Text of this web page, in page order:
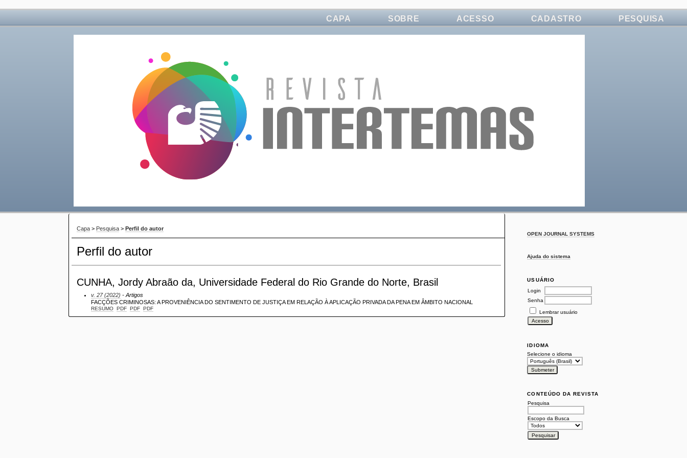
OPEN JOURNAL SYSTEMS
Ajuda do sistema
USUÁRIO
Login
Senha
Lembrar usuário
IDIOMA
Selecione o idioma
CONTEÚDO DA REVISTA
Pesquisa
Escopo da Busca
CAPA SOBRE ACESSO CADASTRO PESQUISA
Capa > Pesquisa >Perfil do autor
Perfil do autor
CUNHA, Jordy Abraão da, Universidade Federal do Rio Grande do Norte, Brasil
v. 27 (2022) - Artigos
FACÇÕES CRIMINOSAS: A PROVENIÊNCIA DO SENTIMENTO DE JUSTIÇA EM RELAÇÃO À APLICAÇÃO PRIVADA DA PENA EM ÂMBITO NACIONAL
RESUMO PDF PDF PDF